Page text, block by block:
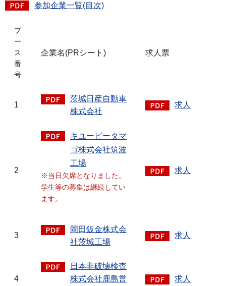
参加企業一覧(目次)
ブ
ー
ス
番
号
企業名(PRシート) 求人票
1
茨城日産自動車
株式会社
求人
2
キユーピータマ
ゴ株式会社筑波
工場
※当日欠席となりました。
学生等の募集は継続してい
ます。
求人
3
岡田鈑金株式会
社茨城工場
求人
4
日本非破壊検査
株式会社鹿島営
求人